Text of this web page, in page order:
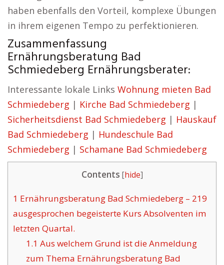
haben ebenfalls den Vorteil, komplexe Übungen
in ihrem eigenen Tempo zu perfektionieren.
Zusammenfassung
Ernährungsberatung Bad
Schmiedeberg Ernährungsberater:
Interessante lokale Links Wohnung mieten Bad
Schmiedeberg | Kirche Bad Schmiedeberg |
Sicherheitsdienst Bad Schmiedeberg | Hauskauf
Bad Schmiedeberg | Hundeschule Bad
Schmiedeberg | Schamane Bad Schmiedeberg
Contents [hide]
1 Ernährungsberatung Bad Schmiedeberg – 219
ausgesprochen begeisterte Kurs Absolventen im
letzten Quartal.
1.1 Aus welchem Grund ist die Anmeldung
zum Thema Ernährungsberatung Bad